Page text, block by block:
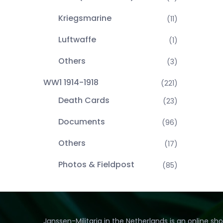
Kriegsmarine (11)
Luftwaffe (1)
Others (3)
WW1 1914-1918 (221)
Death Cards (23)
Documents (96)
Others (17)
Photos & Fieldpost (85)
Janssen-Militaria in the Netherlands is an online